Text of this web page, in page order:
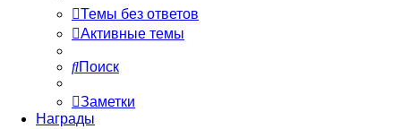
Темы без ответов
Активные темы
Поиск
Заметки
Награды